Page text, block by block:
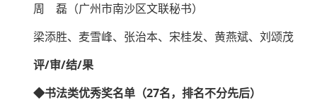
周 磊（广州市南沙区文联秘书）
梁添胜、麦雪峰、张治本、宋桂发、黄燕斌、刘颂茂
评/审/结/果
◆书法类优秀奖名单（27名，排名不分先后）